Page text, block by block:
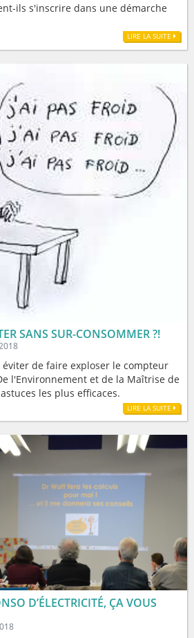
ils s'inscrire dans une démarche
LIRE LA SUITE
SANS SUR-CONSOMMER ?!
de faire exploser le compteur
l'Environnement et de la Maîtrise de
les plus efficaces.
LIRE LA SUITE
D’ÉLECTRICITÉ, ÇA VOUS